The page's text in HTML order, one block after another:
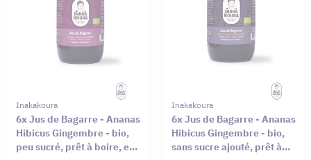
Inakakoura
6x Jus de Bagarre - Ananas
Hibicus Gingembre - bio,
peu sucré, prêt à boire, en
Inakakoura
6x Jus de Bagarre - Ananas
Hibicus Gingembre - bio,
sans sucre ajouté, prêt à